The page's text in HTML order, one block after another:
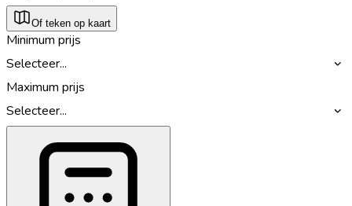
Of teken op kaart
Minimum prijs
Selecteer...
Maximum prijs
Selecteer...